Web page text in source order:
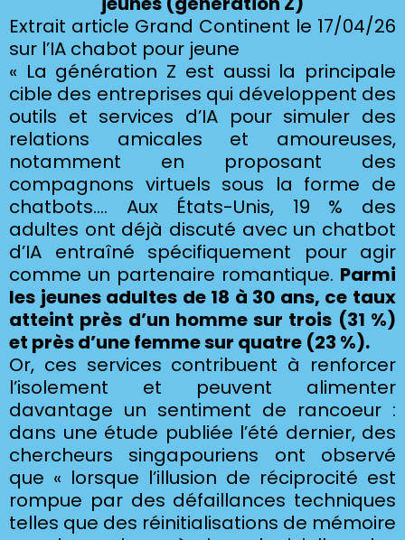
Extrait article Grand Continent le 17/04/26
sur l’IA chabot pour jeune
« La génération Z est aussi la principale
cible des entreprises qui développent des
outils et services d’IA pour simuler des
relations amicales et amoureuses,
notamment en proposant des
compagnons virtuels sous la forme de
chatbots…. Aux États-Unis, 19 % des
adultes ont déjà discuté avec un chatbot
d’IA entraîné spécifiquement pour agir
comme un partenaire romantique. Parmi
les jeunes adultes de 18 à 30 ans, ce taux
atteint près d’un homme sur trois (31 %)
et près d’une femme sur quatre (23 %).
Or, ces services contribuent à renforcer
l’isolement et peuvent alimenter
davantage un sentiment de rancoeur :
dans une étude publiée l’été dernier, des
chercheurs singapouriens ont observé
que « lorsque l’illusion de réciprocité est
rompue par des défaillances techniques
telles que des réinitialisations de mémoire